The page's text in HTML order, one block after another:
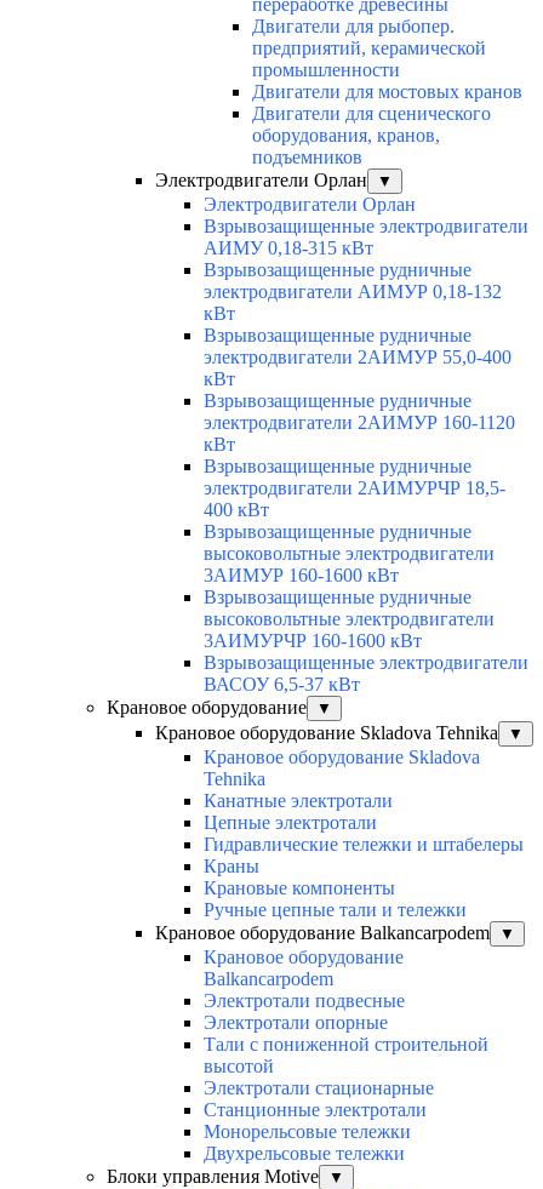
переработке древесины
Двигатели для рыбопер.
предприятий, керамической
промышленности
Двигатели для мостовых кранов
Двигатели для сценического
оборудования, кранов,
подъемников
Электродвигатели Орлан
▼
Электродвигатели Орлан
Взрывозащищенные электродвигатели
АИМУ 0,18-315 кВт
Взрывозащищенные рудничные
электродвигатели АИМУР 0,18-132
кВт
Взрывозащищенные рудничные
электродвигатели 2АИМУР 55,0-400
кВт
Взрывозащищенные рудничные
электродвигатели 2АИМУР 160-1120
кВт
Взрывозащищенные рудничные
электродвигатели 2АИМУРЧР 18,5-
400 кВт
Взрывозащищенные рудничные
высоковольтные электродвигатели
3АИМУР 160-1600 кВт
Взрывозащищенные рудничные
высоковольтные электродвигатели
3АИМУРЧР 160-1600 кВт
Взрывозащищенные электродвигатели
ВАСОУ 6,5-37 кВт
Крановое оборудование
▼
Крановое оборудование Skladova Tehnika ▼
Крановое оборудование Skladova
Tehnika
Канатные электротали
Цепные электротали
Гидравлические тележки и штабелеры
Краны
Крановые компоненты
Ручные цепные тали и тележки
Крановое оборудование Balkancarpodem
▼
Крановое оборудование
Balkancarpodem
Электротали подвесные
Электротали опорные
Тали с пониженной строительной
высотой
Электротали стационарные
Станционные электротали
Монорельсовые тележки
Двухрельсовые тележки
Блоки управления Motive
▼